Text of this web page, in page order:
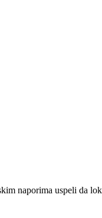
naporima uspeli da